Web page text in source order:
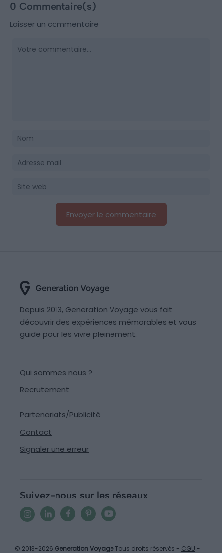
0 Commentaire(s)
Laisser un commentaire
Depuis 2013, Generation Voyage vous fait
découvrir des expériences mémorables et vous
guide pour les vivre pleinement.
Qui sommes nous ?
Recrutement
Partenariats/Publicité
Contact
Signaler une erreur
Suivez-nous sur les réseaux
© 2013-2026 Generation VoyageTous droits réservés - CGU -